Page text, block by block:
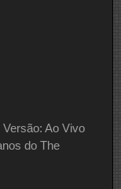
Ao Vivo
do The